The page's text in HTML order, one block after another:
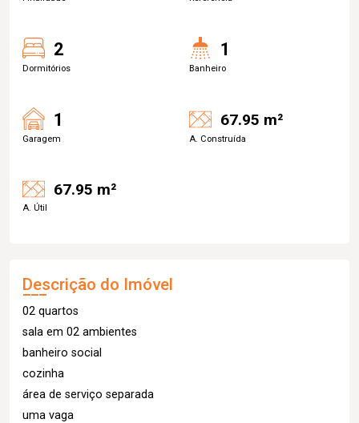
2
Dormitórios
1
Banheiro
1
Garagem
67.95 m²
A. Construída
67.95 m²
A. Útil
Descrição do Imóvel
02 quartos
sala em 02 ambientes
banheiro social
cozinha
área de serviço separada
uma vaga